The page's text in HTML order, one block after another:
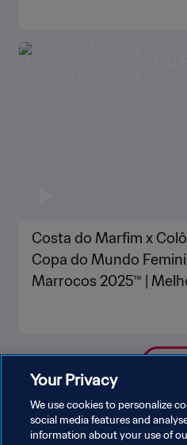
Costa do Marfim x
Copa do Mundo
Marrocos 2025™ |
Your Privacy
We use cookies to personalize
social media features and
information about your use of